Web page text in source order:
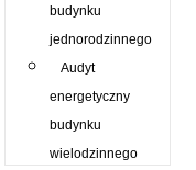
budynku
jednorodzinnego
Audyt
energetyczny
budynku
wielodzinnego